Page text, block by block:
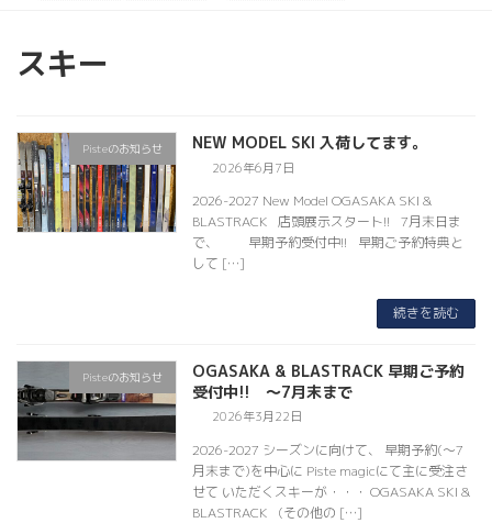
スキー
Pisteのお知らせ NEW MODEL SKI 入荷してます。
2026年6月7日
2026-2027 New Model OGASAKA SKI &
BLASTRACK 店頭展示スタート!! 7月末日ま
で、 早期予約受付中!! 早期ご予約特典と
して […]
続きを読む
Pisteのお知らせ
OGASAKA & BLASTRACK 早期ご予約
受付中!! ～7月末まで
2026年3月22日
2026-2027 シーズンに向けて、 早期予約(～7
月末まで)を中心に Piste magicにて主に受注さ
せて いただくスキーが・・・ OGASAKA SKI &
BLASTRACK (その他の […]